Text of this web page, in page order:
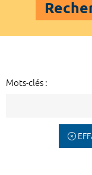
Mots-clés :